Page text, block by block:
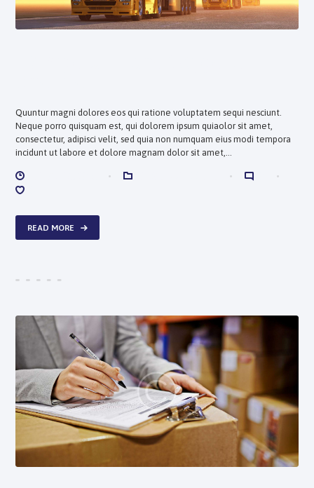
Quuntur magni dolores eos qui ratione voluptatem sequi nesciunt.
Neque porro quisquam est, qui dolorem ipsum quiaolor sit amet,
consectetur, adipisci velit, sed quia non numquam eius modi tempora
incidunt ut labore et dolore magnam dolor sit amet,…
READ MORE